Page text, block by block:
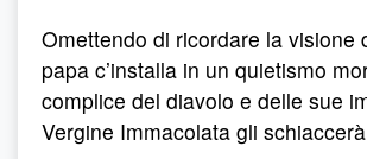
Omettendo di ricordare la visione
papa c’installa in un quietismo
complice del diavolo e delle sue
Vergine Immacolata gli